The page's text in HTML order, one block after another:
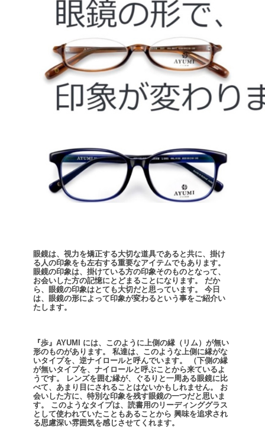
眼鏡は、視力を矯正する大切な道具であると共に、掛け
る人の印象をも左右する重要なアイテムでもあります。
眼鏡の印象は、掛けている方の印象そのものとなって、
お会いした方の記憶にとどまることになります。
だか
ら、眼鏡の印象はとても大切だと思っています。
今日
は、眼鏡の形によって印象が変わるという事をご紹介い
たします。
『歩』AYUMI には、このように上側の縁（リム）が無い
形のものがあります。
私達は、このような上側に縁がな
いタイプを、逆ナイロールと呼んでいます。
（下側の縁
が無いタイプを、ナイロールと呼ぶことから来ているよ
うです。
レンズを囲む縁が、ぐるりと一周ある眼鏡に比
べて、あまり目にされることはないかもしれません。
お
会いした方に、特別な印象を残す眼鏡の一つだと思いま
す。
このようなタイプは、読書用のリーディンググラス
として使われていたこともあることから 興味を追求され
る思慮深い雰囲気を感じさせてくれます。